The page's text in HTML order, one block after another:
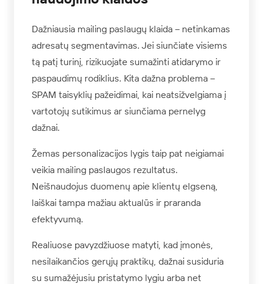
Dažniausia mailing paslaugų klaida – netinkamas
adresatų segmentavimas. Jei siunčiate visiems
tą patį turinį, rizikuojate sumažinti atidarymo ir
paspaudimų rodiklius. Kita dažna problema –
SPAM taisyklių pažeidimai, kai neatsižvelgiama į
vartotojų sutikimus ar siunčiama pernelyg
dažnai.
Žemas personalizacijos lygis taip pat neigiamai
veikia mailing paslaugos rezultatus.
Neišnaudojus duomenų apie klientų elgseną,
laiškai tampa mažiau aktualūs ir praranda
efektyvumą.
Realiuose pavyzdžiuose matyti, kad įmonės,
nesilaikančios gerųjų praktikų, dažnai susiduria
su sumažėjusiu pristatymo lygiu arba net